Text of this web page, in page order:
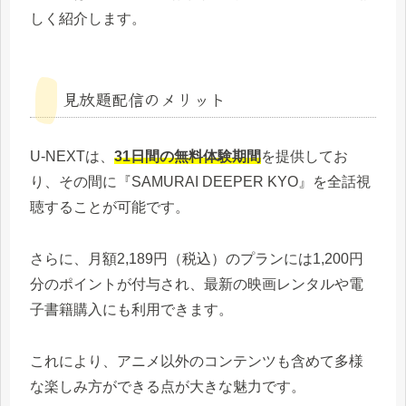
しく紹介します。
見放題配信のメリット
U-NEXTは、 31日間の無料体験期間を提供してお
り、その間に『SAMURAI DEEPER KYO』を全話視
聴することが可能です。
さらに、月額2,189円（税込）のプランには1,200円
分のポイントが付与され、最新の映画レンタルや電
子書籍購入にも利用できます。
これにより、アニメ以外のコンテンツも含めて多様
な楽しみ方ができる点が大きな魅力です。